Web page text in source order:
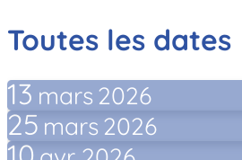
Toutes les dates
13 mars 2026
25 mars2026